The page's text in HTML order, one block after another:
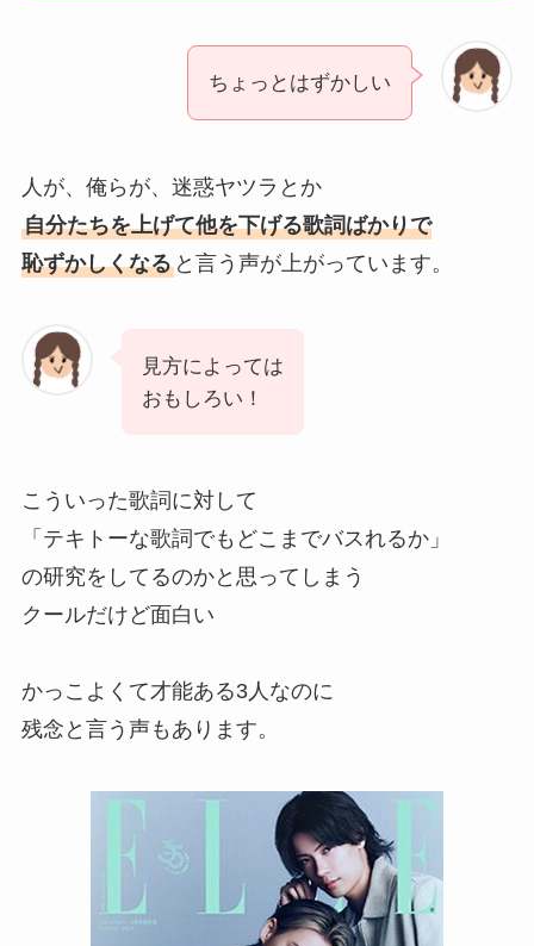
ちょっとはずかしい
人が、俺らが、迷惑ヤツラとか
自分たちを上げて他を下げる歌詞ばかりで
恥ずかしくなると言う声が上がっています。
見方によっては
おもしろい！
こういった歌詞に対して
「テキトーな歌詞でもどこまでバスれるか」
の研究をしてるのかと思ってしまう
クールだけど面白い
かっこよくて才能ある3人なのに
残念と言う声もあります。